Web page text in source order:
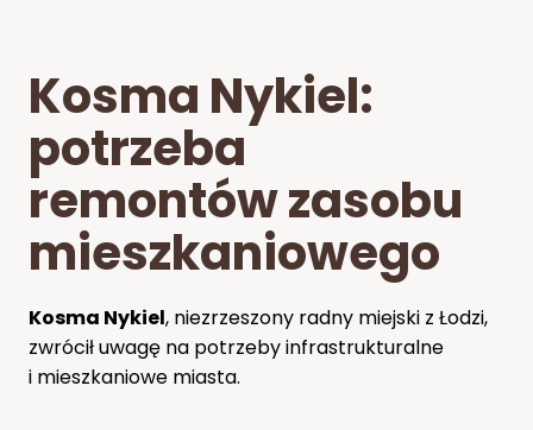
Kosma Nykiel:
potrzeba
remontów zasobu
mieszkaniowego
Kosma Nykiel, niezrzeszony radny miejski z Łodzi,
zwrócił uwagę na potrzeby infrastrukturalne
i mieszkaniowe miasta.